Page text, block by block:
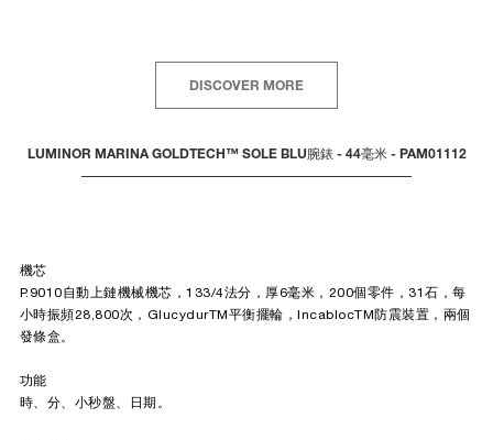
DISCOVER MORE
LUMINOR MARINA GOLDTECH™ SOLE BLU腕錶 - 44毫米 - PAM01112
機芯
P.9010自動上鏈機械機芯，133/4法分，厚6毫米，200個零件，31石，每
小時振頻28,800次，GlucydurTM平衡擺輪，IncablocTM防震裝置，兩個
發條盒。
功能
時、分、小秒盤、日期。